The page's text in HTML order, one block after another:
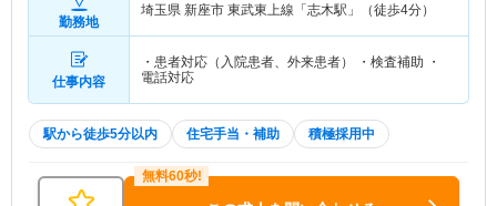
勤務地
埼玉県 新座市 東武東上線「志木駅」（徒歩4分）
仕事内容
・患者対応（入院患者、外来患者） ・検査補助 ・
電話対応
駅から徒歩5分以内 住宅手当・補助 積極採用中